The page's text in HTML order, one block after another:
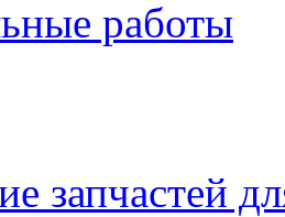
работы
запчастей